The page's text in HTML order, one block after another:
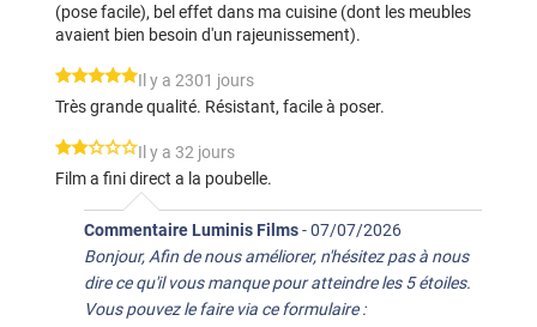
(pose facile), bel effet dans ma cuisine (dont les meubles
avaient bien besoin d'un rajeunissement).
*****
Il y a 2301 jours
Très grande qualité. Résistant, facile à poser.
*****
Il y a 32 jours
Film a fini direct a la poubelle.
Commentaire Luminis Films-07/07/2026
Bonjour, Afin de nous améliorer, n'hésitez pas à nous
dire ce qu'il vous manque pour atteindre les 5 étoiles.
Vous pouvez le faire via ce formulaire :